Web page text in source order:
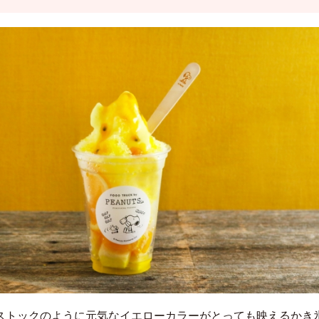
トックのように元気なイエローカラーがとっても映えるかき